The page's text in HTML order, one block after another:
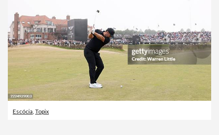
Escócia, Topix